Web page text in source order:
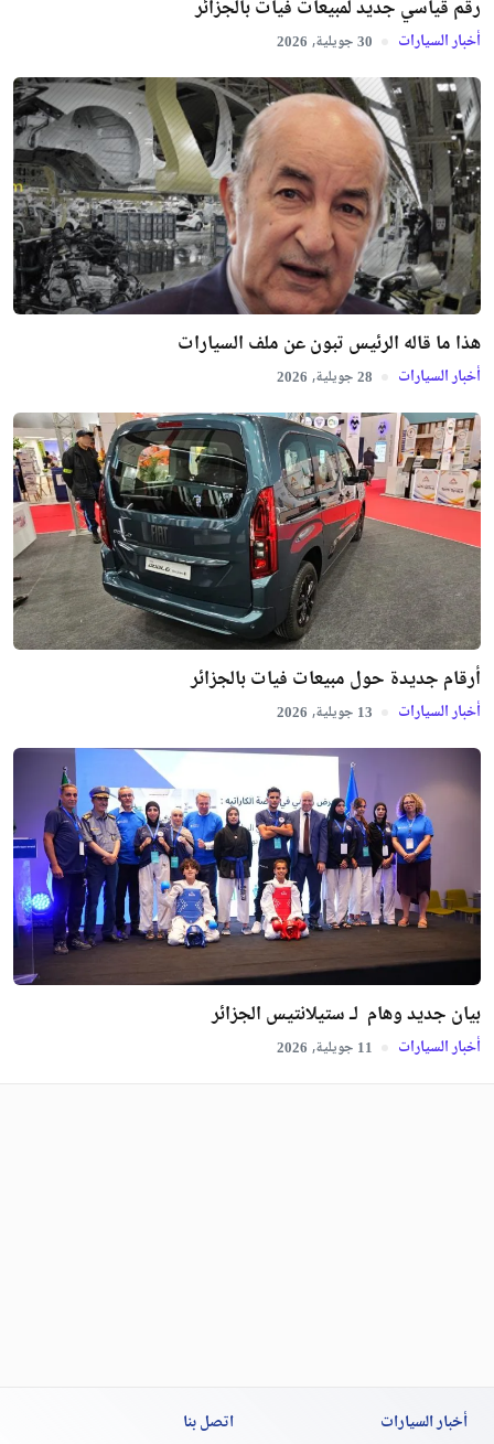
رقم قياسي جديد لمبيعات فيات بالجزائر
أخبار السيارات 30 جويلية, 2026
هذا ما قاله الرئيس تبون عن ملف السيارات
أخبار السيارات 28 جويلية, 2026
أرقام جديدة حول مبيعات فيات بالجزائر
أخبار السيارات 13 جويلية, 2026
بيان جديد وهام لـ ستيلانتيس الجزائر
أخبار السيارات 11 جويلية, 2026
أخبار السيارات اتصل بنا